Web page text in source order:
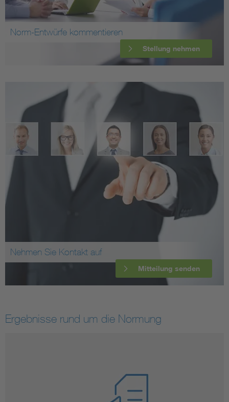
Norm-Entwürfe kommentieren
Stellung nehmen
Nehmen Sie Kontakt auf
Mitteilung senden
Ergebnisse rund um die Normung